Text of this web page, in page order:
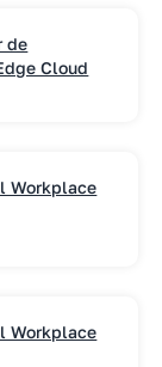
de
Cloud
Workplace
Workplace